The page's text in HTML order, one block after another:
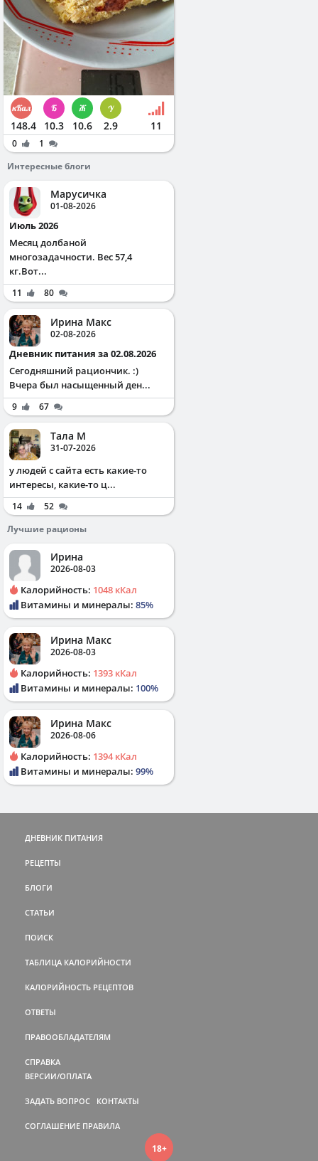
148.4 10.3 10.6 2.9 11
0
1
Интересные блоги
Марусичка
01-08-2026
Июль 2026
Месяц долбаной
многозадачности. Вес 57,4
кг.Вот...
11 80
Ирина Макс
02-08-2026
Дневник питания за 02.08.2026
Сегодняшний рациончик. :)
Вчера был насыщенный ден...
9 67
Тала М
31-07-2026
у людей с сайта есть какие-то
интересы, какие-то ц...
14
52
Лучшие рационы
Ирина
2026-08-03
Калорийность: 1048 кКал
Витамины и минералы: 85%
Ирина Макс
2026-08-03
Калорийность: 1393 кКал
Витамины и минералы: 100%
Ирина Макс
2026-08-06
Калорийность: 1394 кКал
Витамины и минералы: 99%
ДНЕВНИК ПИТАНИЯ
РЕЦЕПТЫ
БЛОГИ
СТАТЬИ
ПОИСК
ТАБЛИЦА КАЛОРИЙНОСТИ
КАЛОРИЙНОСТЬ РЕЦЕПТОВ
ОТВЕТЫ
ПРАВООБЛАДАТЕЛЯМ
СПРАВКА
ВЕРСИИ/ОПЛАТА
ЗАДАТЬ ВОПРОС КОНТАКТЫ
СОГЛАШЕНИЕ ПРАВИЛА
18+